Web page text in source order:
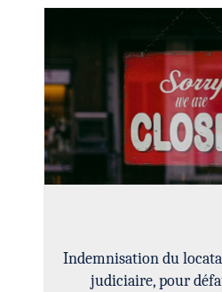
Indemnisation du
judiciaire, pour